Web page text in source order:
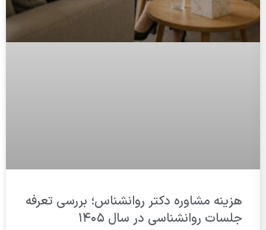
هزینه مشاوره دکتر روانشناس؛ بررسی تعرفه
جلسات روانشناسی در سال ۱۴۰۵